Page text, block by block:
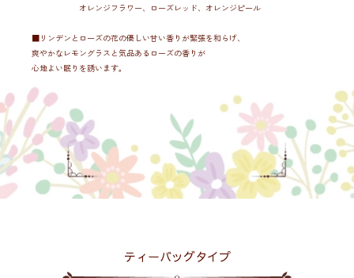
オレンジフラワー、ローズレッド、オレンジピール
■リンデンとローズの花の優しい甘い香りが緊張を和らげ、
爽やかなレモングラスと気品あるローズの香りが
心地よい眠りを誘います。
ティーバッグタイプ